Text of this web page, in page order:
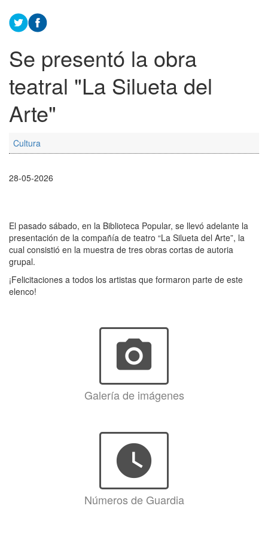
Se presentó la obra
teatral "La Silueta del
Arte"
Cultura
28-05-2026
El pasado sábado, en la Biblioteca Popular, se llevó adelante la
presentación de la compañía de teatro “La Silueta del Arte”, la
cual consistió en la muestra de tres obras cortas de autoria
grupal.
¡Felicitaciones a todos los artistas que formaron parte de este
elenco!
photo_camera
Galería de imágenes
watch_later
Números de Guardia